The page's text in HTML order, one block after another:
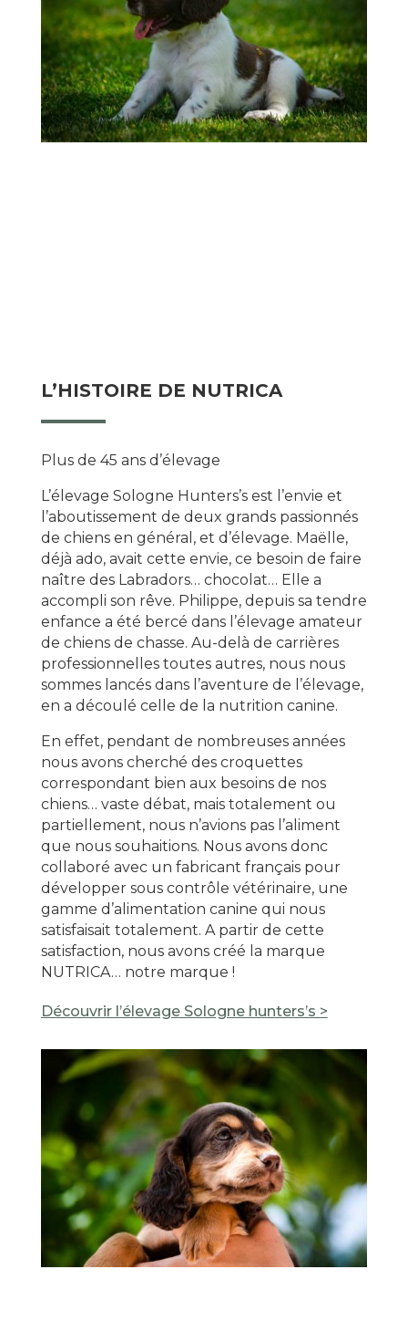
L’HISTOIRE DE NUTRICA
Plus de 45 ans d’élevage
L’élevage Sologne Hunters’s est l’envie et
l’aboutissement de deux grands passionnés
de chiens en général, et d’élevage. Maëlle,
déjà ado, avait cette envie, ce besoin de faire
naître des Labradors… chocolat… Elle a
accompli son rêve. Philippe, depuis sa tendre
enfance a été bercé dans l’élevage amateur
de chiens de chasse. Au-delà de carrières
professionnelles toutes autres, nous nous
sommes lancés dans l’aventure de l’élevage,
en a découlé celle de la nutrition canine.
En effet, pendant de nombreuses années
nous avons cherché des croquettes
correspondant bien aux besoins de nos
chiens… vaste débat, mais totalement ou
partiellement, nous n’avions pas l’aliment
que nous souhaitions. Nous avons donc
collaboré avec un fabricant français pour
développer sous contrôle vétérinaire, une
gamme d’alimentation canine qui nous
satisfaisait totalement. A partir de cette
satisfaction, nous avons créé la marque
NUTRICA… notre marque !
Découvrir l’élevage Sologne hunters’s >